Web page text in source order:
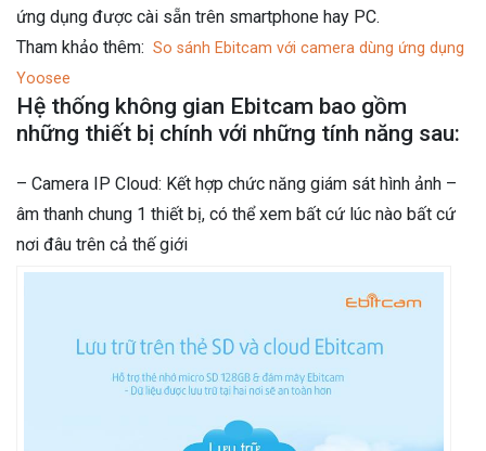
ứng dụng được cài sẵn trên smartphone hay PC.
Tham khảo thêm: So sánh Ebitcam với camera dùng ứng dụng
Yoosee
Hệ thống không gian Ebitcam bao gồm
những thiết bị chính với những tính năng sau:
– Camera IP Cloud: Kết hợp chức năng giám sát hình ảnh –
âm thanh chung 1 thiết bị, có thể xem bất cứ lúc nào bất cứ
nơi đâu trên cả thế giới